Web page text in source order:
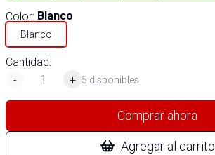
Color: Blanco
Blanco
Cantidad:
-
+ 5 disponibles
Comprar ahora
Agregar al carrito